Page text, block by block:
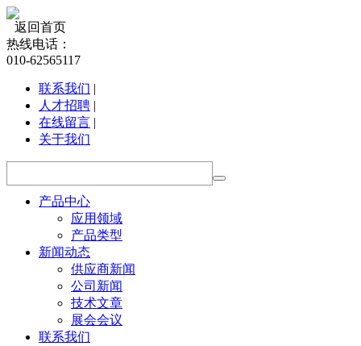
返回首页
热线电话：
010-62565117
联系我们 |
人才招聘 |
在线留言 |
关于我们
产品中心
应用领域
产品类型
新闻动态
供应商新闻
公司新闻
技术文章
展会会议
联系我们